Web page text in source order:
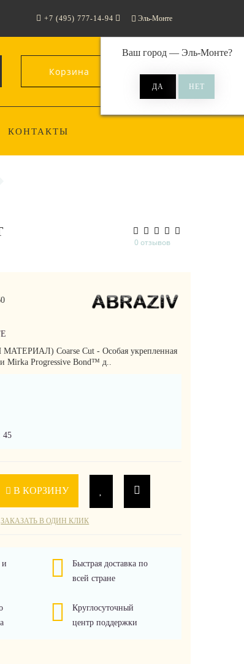
Эль-Монте
Ваш город — Эль-Монте?
+7 (495) 777-14-94
Корзина 0
КОНТАКТЫ
0 отзывов
Coarse Cut - Особая укрепленная
Mirka Progressive Bond™ д..
45
В КОРЗИНУ
ЗАКАЗАТЬ В ОДИН КЛИК
и
Быстрая доставка по
всей стране
Круглосуточный
центр поддержки